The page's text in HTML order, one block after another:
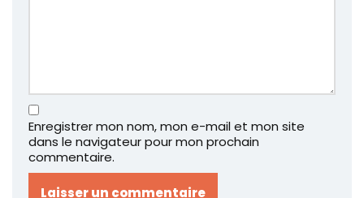
Enregistrer mon nom, mon e-mail et mon site
dans le navigateur pour mon prochain
commentaire.